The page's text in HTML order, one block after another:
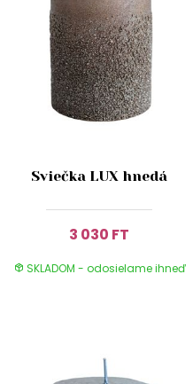
Sviečka LUX hnedá
3 030 FT
SKLADOM - odosielame ihneď